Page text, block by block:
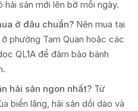
hải sản mới lên bờ mỗi ngày.
ở đâu chuẩn? Nên mua tại
phường Tam Quan hoặc các
QL1A để đảm bảo bánh
hải sản ngon nhất? Từ
biển lặng, hải sản dồi dào và